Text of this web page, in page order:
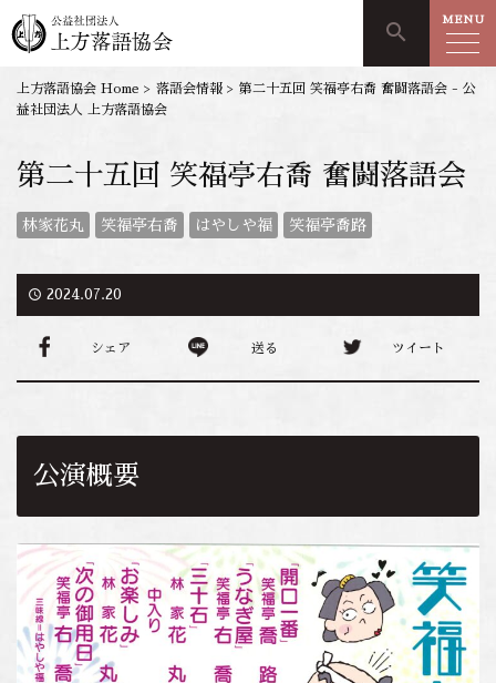
search MENU
上方落語協会 Home > 落語会情報 > 第二十五回 笑福亭右喬 奮闘落語会 - 公
益社団法人 上方落語協会
第二十五回 笑福亭右喬 奮闘落語会
林家花丸 笑福亭右喬 はやしや福 笑福亭喬路
access_time 2024.07.20
シェア 送る ツイート
公演概要